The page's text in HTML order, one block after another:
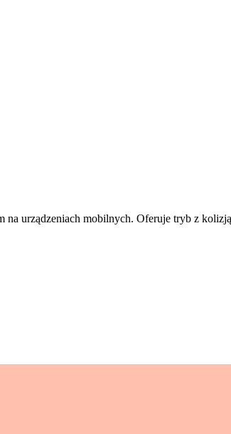
urządzeniach mobilnych. Oferuje tryb z